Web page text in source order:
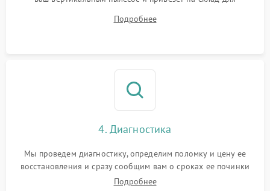
Подробнее
4. Диагностика
Мы проведем диагностику, определим поломку и цену ее
восстановления и сразу сообщим вам о сроках ее починки
Подробнее